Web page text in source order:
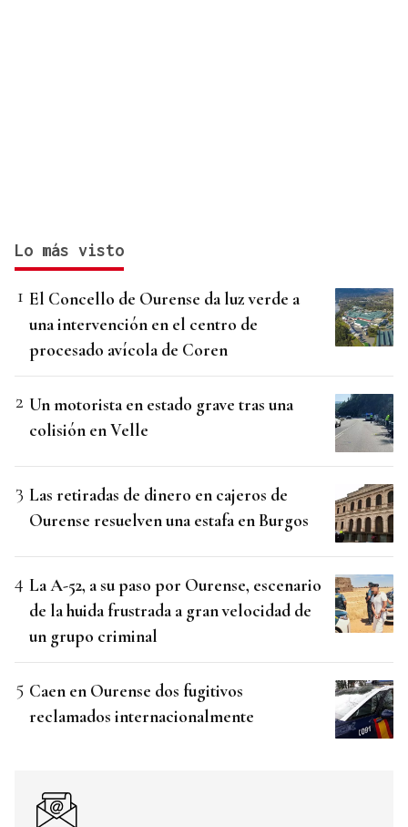
Lo más visto
El Concello de Ourense da luz verde a
una intervención en el centro de
procesado avícola de Coren
Un motorista en estado grave tras una
colisión en Velle
Las retiradas de dinero en cajeros de
Ourense resuelven una estafa en Burgos
La A-52, a su paso por Ourense, escenario
de la huida frustrada a gran velocidad de
un grupo criminal
Caen en Ourense dos fugitivos
reclamados internacionalmente